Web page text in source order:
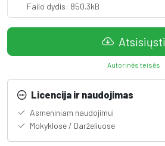
Failo dydis: 850.3kB
Atsisiųsti
Autorinės teisės
Licencija ir naudojimas
Asmeniniam naudojimui
Mokyklose / Darželiuose